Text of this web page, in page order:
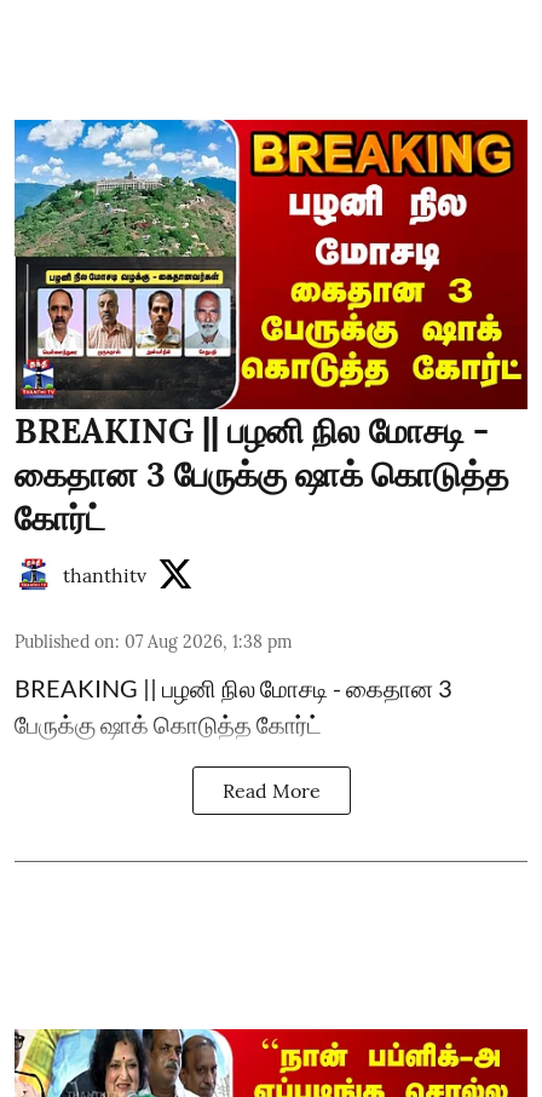
BREAKING || பழனி நில மோசடி -
கைதான 3 பேருக்கு ஷாக் கொடுத்த
கோர்ட்
thanthitv
Published on: 07 Aug 2026, 1:38 pm
BREAKING || பழனி நில மோசடி - கைதான 3
பேருக்கு ஷாக் கொடுத்த கோர்ட்
Read More